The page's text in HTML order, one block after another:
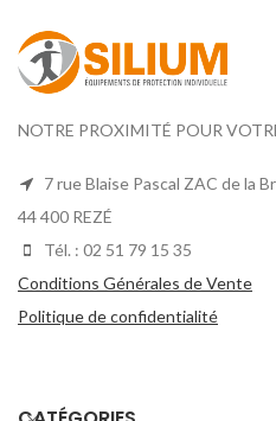
NOTRE PROXIMITÉ POUR
7 rue Blaise Pascal ZAC de la
44 400 REZÉ
Tél. : 02 51 79 15 35
Conditions Générales de Vente
Politique de confidentialité